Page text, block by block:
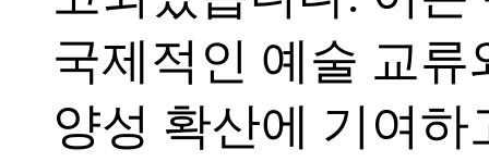
국제적인 예술 교류
양성 확산에 기여하